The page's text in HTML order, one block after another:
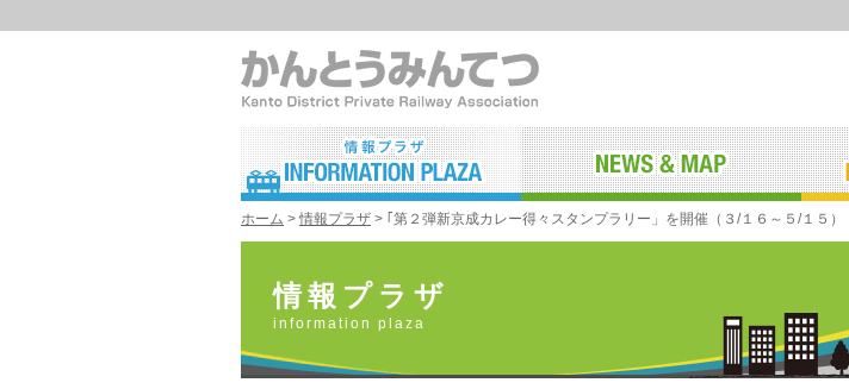
ホーム > 情報プラザ > ｢第２弾新京成カレー得々スタンプラリー」を開催（３/１６～５/１５）
情報プラザ
information plaza